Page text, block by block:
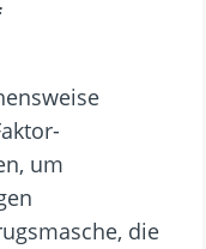
um
die